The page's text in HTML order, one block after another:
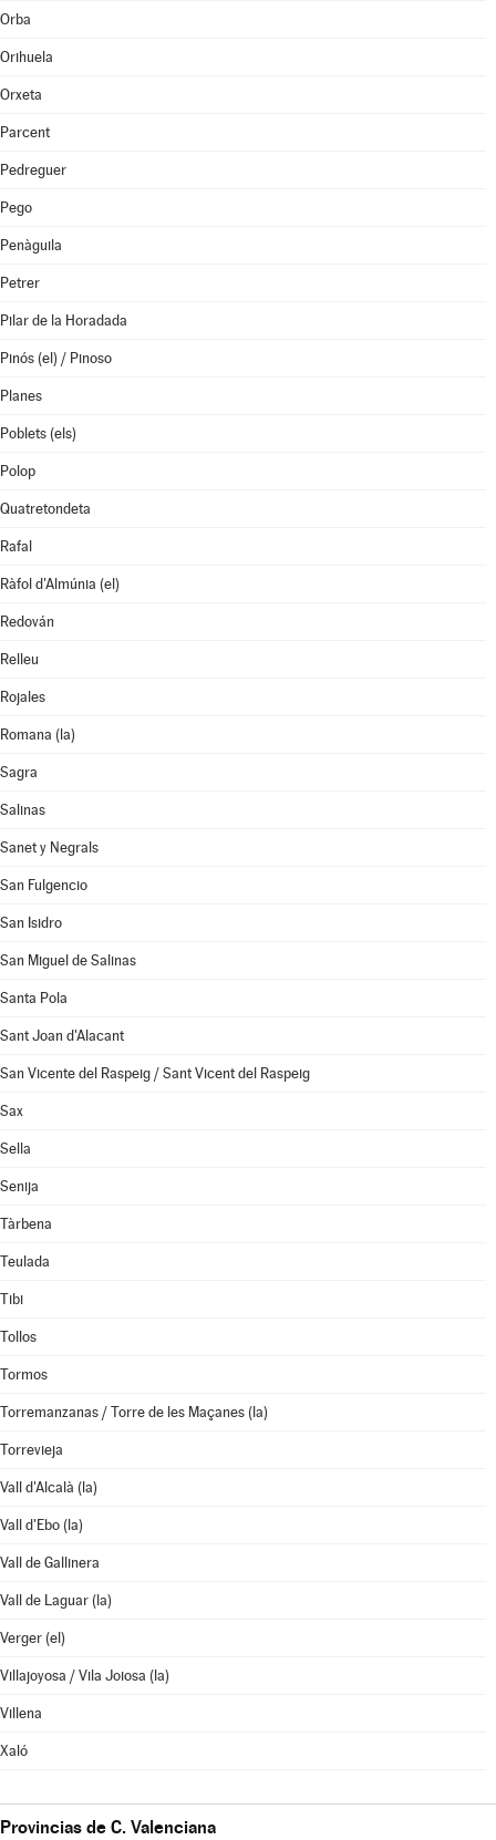
Orba
Orihuela
Orxeta
Parcent
Pedreguer
Pego
Penàguila
Petrer
Pilar de la Horadada
Pinós (el) / Pinoso
Planes
Poblets (els)
Polop
Quatretondeta
Rafal
Ràfol d'Almúnia (el)
Redován
Relleu
Rojales
Romana (la)
Sagra
Salinas
Sanet y Negrals
San Fulgencio
San Isidro
San Miguel de Salinas
Santa Pola
Sant Joan d'Alacant
San Vicente del Raspeig / Sant Vicent del Raspeig
Sax
Sella
Senija
Tàrbena
Teulada
Tibi
Tollos
Tormos
Torremanzanas / Torre de les Maçanes (la)
Torrevieja
Vall d'Alcalà (la)
Vall d'Ebo (la)
Vall de Gallinera
Vall de Laguar (la)
Verger (el)
Villajoyosa / Vila Joiosa (la)
Villena
Xaló
Provincias de C. Valenciana